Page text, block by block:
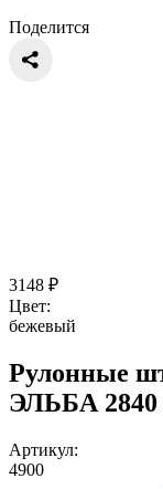
Поделится
3148 ₽
Цвет:
бежевый
Рулонные
ЭЛЬБА 2840
Артикул:
4900